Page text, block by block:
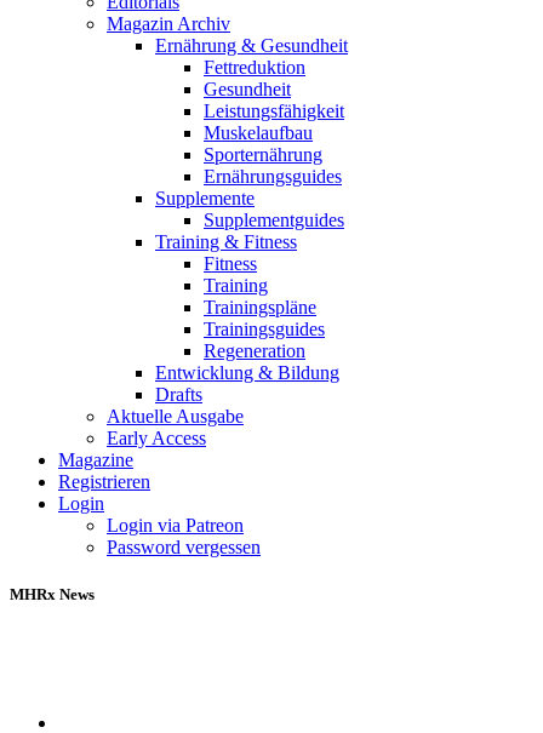
Magazin Archiv
Ernährung & Gesundheit
Fettreduktion
Gesundheit
Leistungsfähigkeit
Muskelaufbau
Sporternährung
Ernährungsguides
Supplemente
Supplementguides
Training & Fitness
Fitness
Training
Trainingspläne
Trainingsguides
Regeneration
Entwicklung & Bildung
Drafts
Aktuelle Ausgabe
Early Access
Magazine
Registrieren
Login
Login via Patreon
Password vergessen
MHRx News